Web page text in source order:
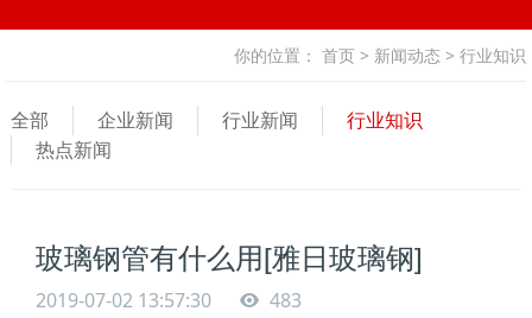
你的位置： 首页 > 新闻动态 > 行业知识
全部 企业新闻 行业新闻
行业知识
热点新闻
玻璃钢管有什么用[雅日玻璃钢]
2019-07-02 13:57:30 483